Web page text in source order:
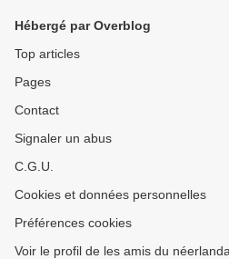
Hébergé par Overblog
Top articles
Pages
Contact
Signaler un abus
C.G.U.
Cookies et données personnelles
Préférences cookies
Voir le profil de les amis du